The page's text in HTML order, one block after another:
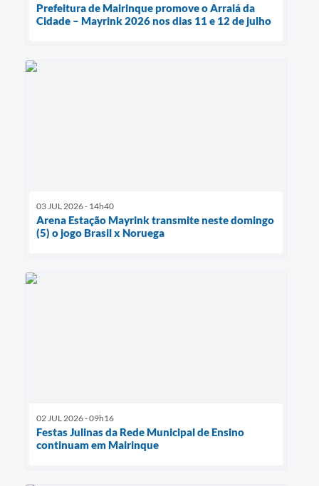
Prefeitura de Mairinque promove o Arraiá da
Cidade – Mayrink 2026 nos dias 11 e 12 de julho
03 JUL 2026 - 14h40
Arena Estação Mayrink transmite neste domingo
(5) o jogo Brasil x Noruega
02 JUL 2026 - 09h16
Festas Julinas da Rede Municipal de Ensino
continuam em Mairinque